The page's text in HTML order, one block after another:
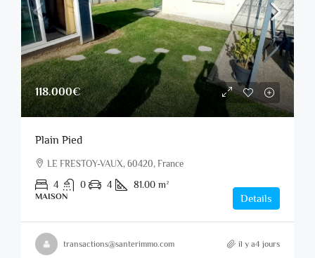
118.000€
Plain Pied
LE FRESTOY-VAUX, 60420, France
4 0 4 81.00 m²
MAISON Details
transactions@santerimmo.com il y a4 jours